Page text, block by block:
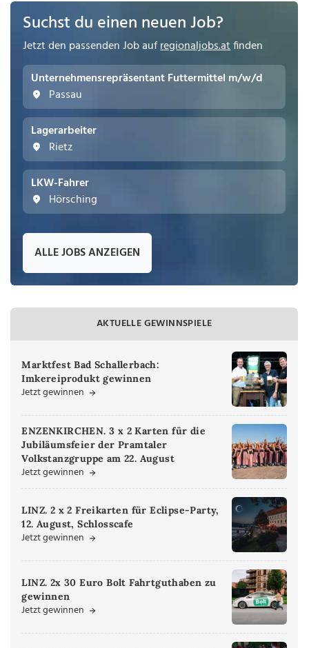
Suchst du einen neuen Job?
Jetzt den passenden Job aufregionaljobs.atfinden
Unternehmensrepräsentant Futtermittel m/w/d
Passau
Lagerarbeiter
Rietz
LKW-Fahrer
Hörsching
ALLE JOBS ANZEIGEN
AKTUELLE GEWINNSPIELE
Marktfest Bad Schallerbach:
Imkereiprodukt gewinnen
Jetzt gewinnen
ENZENKIRCHEN. 3 x 2 Karten für die
Jubiläumsfeier der Pramtaler
Volkstanzgruppe am 22. August
Jetzt gewinnen
LINZ. 2 x 2 Freikarten für Eclipse-Party,
12. August, Schlosscafe
Jetzt gewinnen
LINZ. 2x 30 Euro Bolt Fahrtguthaben zu
gewinnen
Jetzt gewinnen